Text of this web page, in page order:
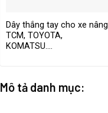
Dây thắng tay cho xe nâng
TCM, TOYOTA,
KOMATSU….
Mô tả danh mục: